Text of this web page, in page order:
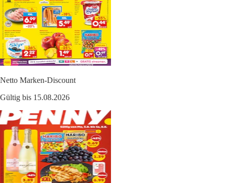
Netto Marken-Discount
Gültig bis 15.08.2026